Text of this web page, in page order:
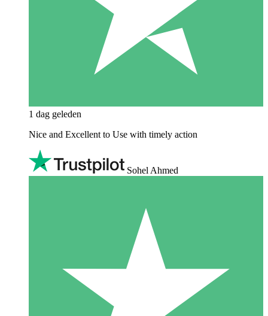
1 dag geleden
Nice and Excellent to Use with timely action
Sohel Ahmed